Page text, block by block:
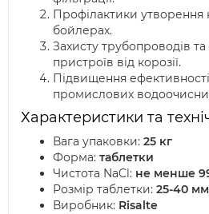
Профілактики утворення
бойлерах.
Захисту трубопроводів та
пристроїв від корозії.
Підвищення
промислових
Характеристики та
Вага упаковки: 25 кг
Форма: таблетки
Чистота NaCl: не менше
Розмір таблетки: 25-40 мм
Виробник: Risalte